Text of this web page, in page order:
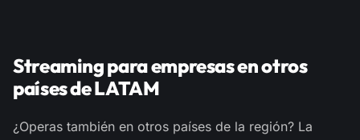
Streaming para empresas en otros
países de LATAM
¿Operas también en otros países de la región? La